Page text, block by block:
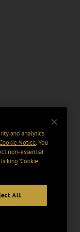
and analytics
Notice. You
non-essential
“Cookie
All